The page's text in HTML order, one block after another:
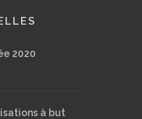
2020
à but